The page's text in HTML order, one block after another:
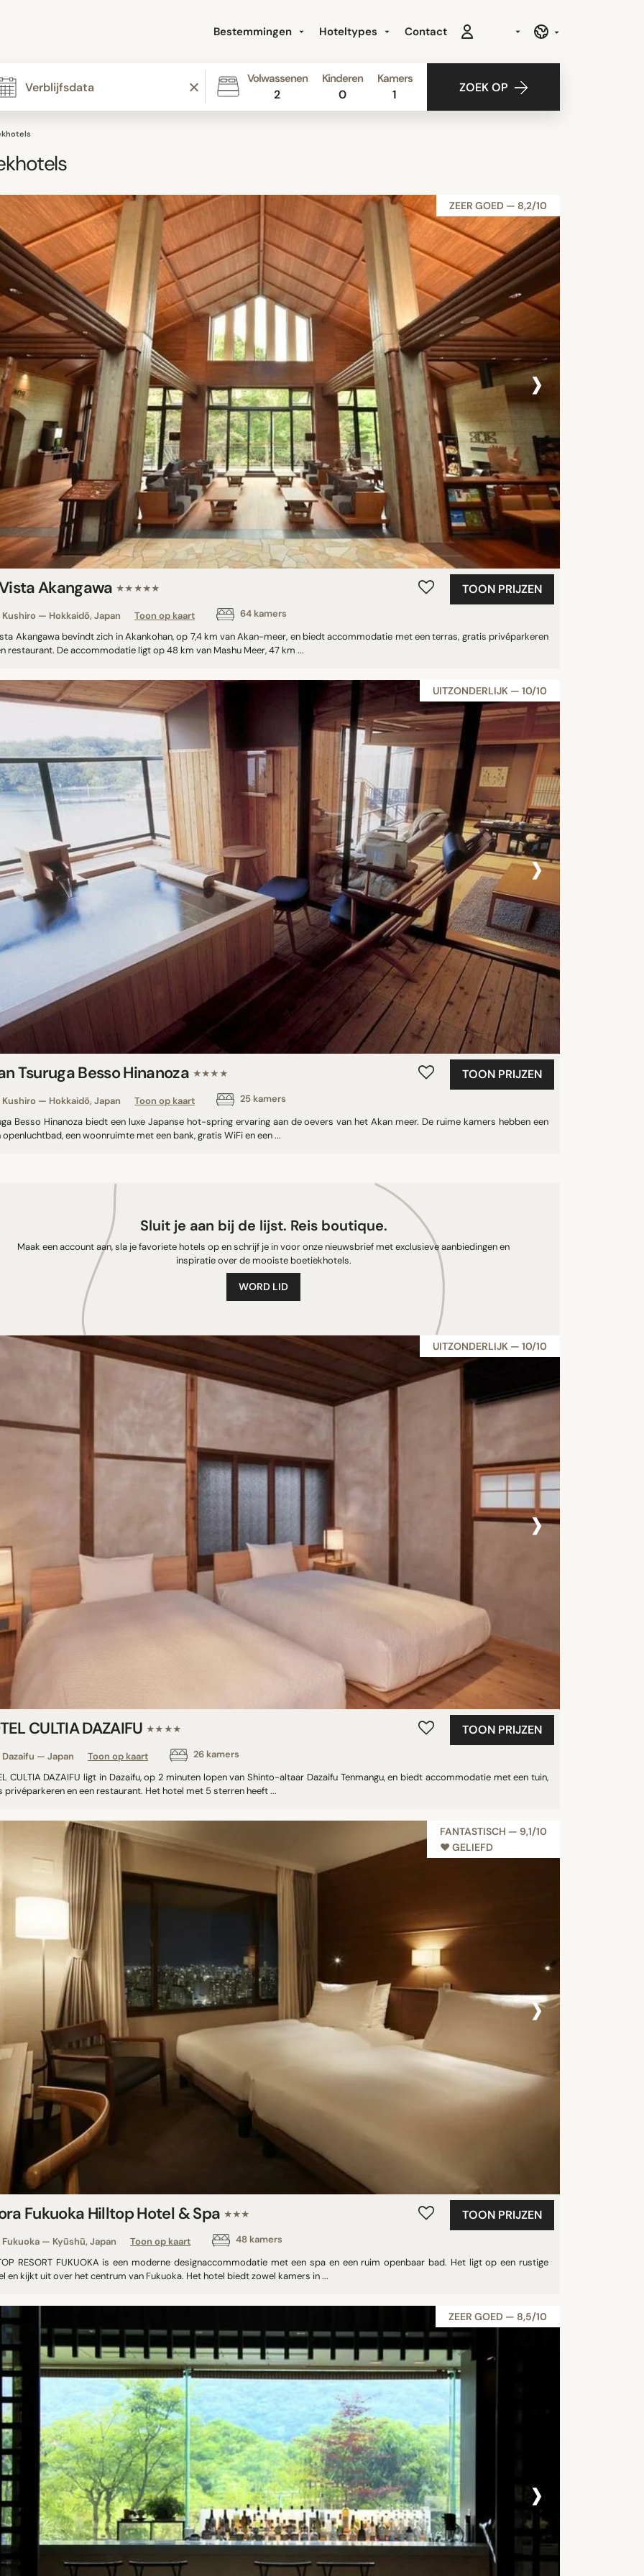
Bestemmingen Hoteltypes Contact
Volwassenen
2
Kinderen
0
Kamers
1 ZOEK OP
ZEER GOED — 8,2/10
›
Akangawa ★★★★★
Kushiro — Hokkaidō, Japan Toon op kaart 64 kamers
TOON PRIJZEN
Akangawa bevindt zich in Akankohan, op 7,4 km van Akan-meer, en biedt accommodatie met een terras, gratis privéparkeren
restaurant. De accommodatie ligt op 48 km van Mashu Meer, 47 km ...
UITZONDERLIJK — 10/10
›
Tsuruga Besso Hinanoza ★★★★
Kushiro — Hokkaidō, Japan Toon op kaart 25 kamers
TOON PRIJZEN
Besso Hinanoza biedt een luxe Japanse hot-spring ervaring aan de oevers van het Akan meer. De ruime kamers hebben een
openluchtbad, een woonruimte met een bank, gratis WiFi en een ...
Sluit je aan bij de lijst. Reis boutique.
Maak een account aan, sla je favoriete hotels op en schrijf je in voor onze nieuwsbrief met exclusieve aanbiedingen en
inspiratie over de mooiste boetiekhotels.
WORD LID
UITZONDERLIJK — 10/10
›
CULTIA DAZAIFU ★★★★
Dazaifu — Japan Toon op kaart 26 kamers
TOON PRIJZEN
CULTIA DAZAIFU ligt in Dazaifu, op 2 minuten lopen van Shinto-altaar Dazaifu Tenmangu, en biedt accommodatie met een tuin,
privéparkeren en een restaurant. Het hotel met 5 sterren heeft ...
FANTASTISCH — 9,1/10
♥︎ GELIEFD
›
Fukuoka Hilltop Hotel & Spa ★★★
Fukuoka — Kyūshū, Japan Toon op kaart 48 kamers
TOON PRIJZEN
RESORT FUKUOKA is een moderne designaccommodatie met een spa en een ruim openbaar bad. Het ligt op een rustige
en kijkt uit over het centrum van Fukuoka. Het hotel biedt zowel kamers in ...
ZEER GOED — 8,5/10
›